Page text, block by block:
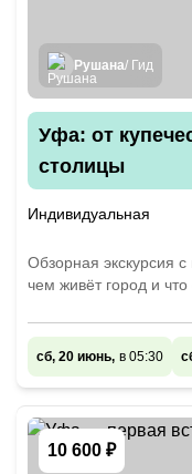
Рушана/ Гид
Уфа: от
столицы
Индивидуальная
Обзорная экскурсия
чем живёт город и
сб, 20 июнь, в 05:30
10 600 ₽